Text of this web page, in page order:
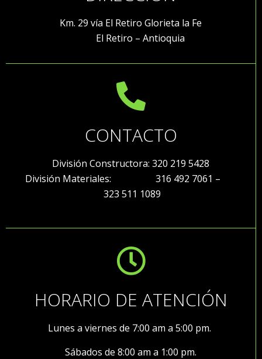
Km. 29 vía El Retiro Glorieta la Fe
El Retiro – Antioquia
CONTACTO
División Constructora: 320 219 5428
División Materiales: 316 492 7061 –
323 511 1089
HORARIO DE ATENCIÓN
Lunes a viernes de 7:00 am a 5:00 pm.
Sábados de 8:00 am a 1:00 pm.